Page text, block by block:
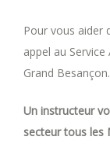
Pour vous aider
appel au
Grand Besançon.
Un instructeur
secteur tous les